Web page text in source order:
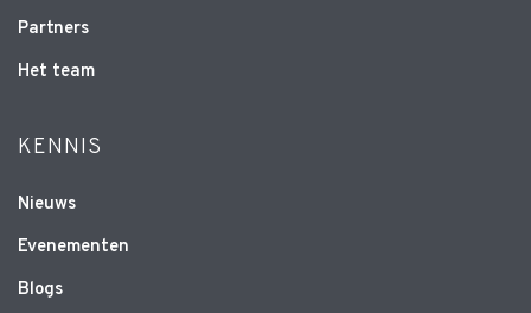
Partners
Het team
KENNIS
Nieuws
Evenementen
Blogs